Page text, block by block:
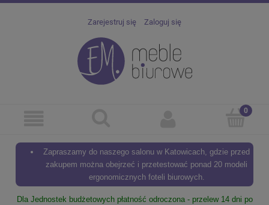
Zarejestruj się Zaloguj się
Zapraszamy do naszego salonu w Katowicach, gdzie przed
zakupem można obejrzeć i przetestować ponad 20 modeli
ergonomicznych foteli biurowych.
Dla Jednostek budżetowych płatność odroczona - przelew 14 dni po